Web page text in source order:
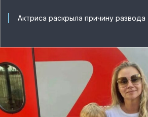
Актриса раскрыла причину развода